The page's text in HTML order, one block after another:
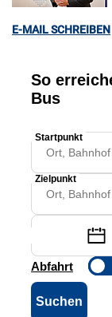
E-MAIL SCHREIBEN